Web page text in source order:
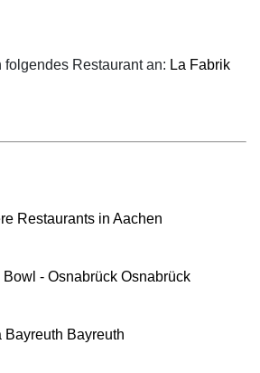
Restaurant an: La Fabrik
Restaurants in Aachen
- Osnabrück Osnabrück
Bayreuth Bayreuth